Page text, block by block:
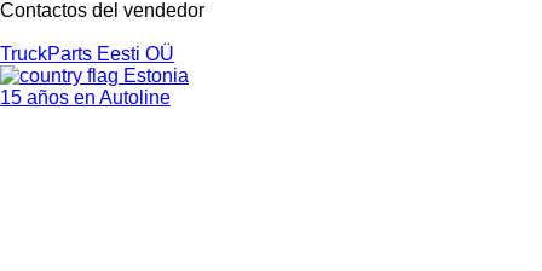
Contactos del vendedor
TruckParts Eesti OÜ
Estonia
15 años en Autoline